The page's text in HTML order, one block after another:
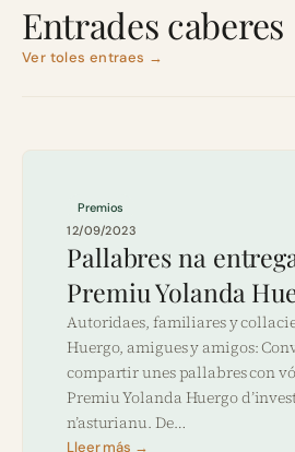
Entrades caberes
Ver toles entraes →
Premios
12/09/2023
Pallabres na
Premiu Yolanda
Autoridaes, familiares y
Huergo, amigues y amigos:
compartir unes pallabres con
Premiu Yolanda Huergo
n’asturianu. De…
Lleer más →